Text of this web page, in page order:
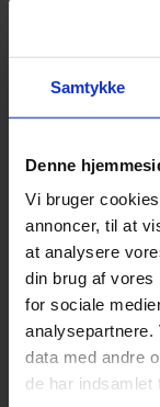
Samtykke
Denne
Vi bruger
annoncer, til at
at analysere
din brug af vores
for sociale
analysepartnere.
data med andre
de har indsamlet